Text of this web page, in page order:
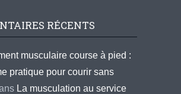
RÉCENTS
musculaire course à pied :
pratique pour courir sans
La musculation au service